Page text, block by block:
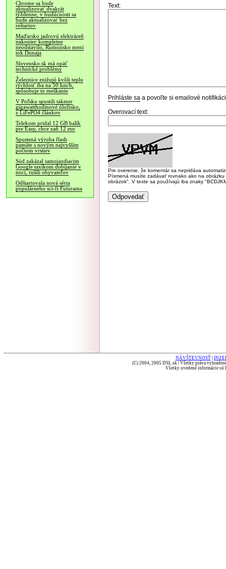
Chrome sa bude
aktualizovať dvakrát
týždenne, v budúcnosti sa
bude aktualizovať bez
reštartov
Maďarsko jadrovú elektráreň
nakoniec kompletne
neodstavilo, Rumunsko mení
tok Dunaja
Slovensko.sk má opäť
technické problémy
Železnice znižujú kvôli teplu
rýchlosť iba na 50 km/h,
spôsobuje to meškanie
V Poľsku spustili takmer
gigawatthodinové úložisko,
z LiFePO4 článkov
Telekom pridal 12 GB balík
pre Easy, chce zaň 12 eur
Spustená výroba flash
pamäte s novým najvyšším
počtom vrstiev
Súd zakázal samojazdiacim
Google taxíkom dobíjanie v
noci, rušili obyvateľov
Odštartovala nová séria
populárneho sci-fi Futurama
Text:
Prihláste sa a povoľte si emailové
Overovací text:
Pre overenie, že komentár sa nepridáva
Písmená musíte zadávať rovnako ako na
obrázok". V texte sa používajú iba znaky
NÁVŠTEVNOSŤ
(C) 2004, 2005 DSL.sk | Všetky práva
Všetky uvedené informácie sú